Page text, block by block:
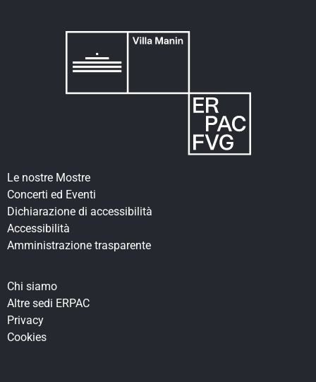
Le nostre Mostre
Concerti ed Eventi
Dichiarazione di accessibilità
Accessibilità
Amministrazione trasparente
Chi siamo
Altre sedi ERPAC
Privacy
Cookies